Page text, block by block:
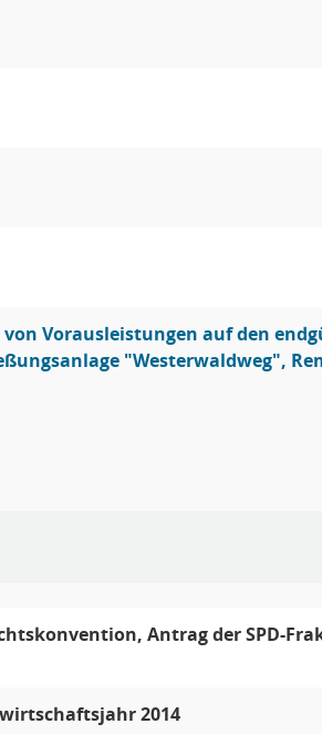
Vorausleistungen auf den
"Westerwaldweg",
Antrag der SPD-
2014